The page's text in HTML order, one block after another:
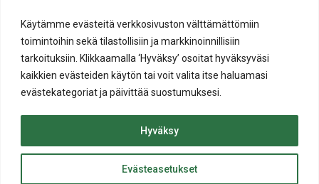
Käytämme evästeitä verkkosivuston välttämättömiin
toimintoihin sekä tilastollisiin ja markkinoinnillisiin
tarkoituksiin. Klikkaamalla ‘Hyväksy’ osoitat hyväksyväsi
kaikkien evästeiden käytön tai voit valita itse haluamasi
evästekategoriat ja päivittää suostumuksesi.
Evästeasetukset
Hyväksy